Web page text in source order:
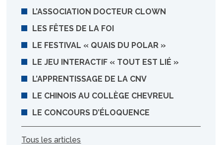
L’ASSOCIATION DOCTEUR CLOWN
LES FÊTES DE LA FOI
LE FESTIVAL « QUAIS DU POLAR »
LE JEU INTERACTIF « TOUT EST LIÉ »
L’APPRENTISSAGE DE LA CNV
LE CHINOIS AU COLLÈGE CHEVREUL
LE CONCOURS D’ÉLOQUENCE
Tous les articles